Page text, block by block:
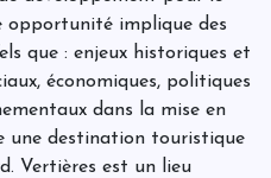
implique des
que : enjeux historiques et
économiques, politiques
dans la mise en
une destination touristique
Vertières est un lieu